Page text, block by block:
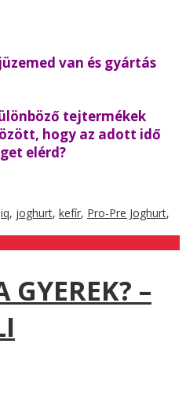
van és gyártás
tejtermékek
hogy az adott idő
elérd?
iq, joghurt, kefír, Pro-Pre Joghurt,
GYEREK? –